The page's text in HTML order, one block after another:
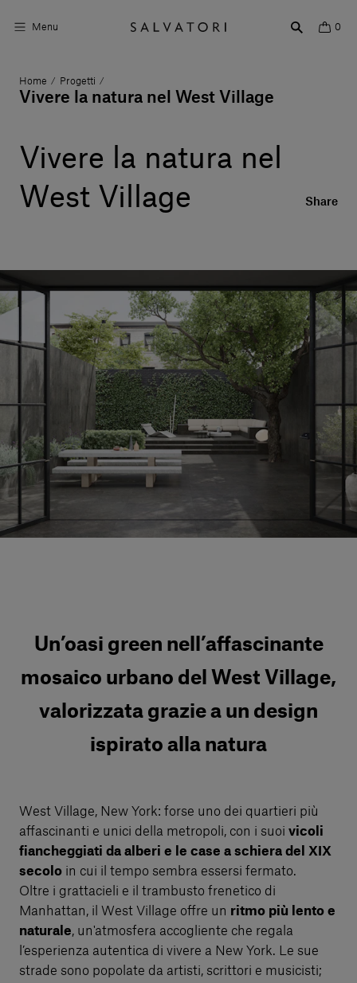
Menu 0
Superfici
Arredo casa
Ambienti
Vieni a trovarci
Servizi al cliente
Accedi
Italiano
Contattaci
Home / Progetti /
Vivere la natura nel West Village
Vivere la natura nel
West Village
Share
Un’oasi green nell’affascinante
mosaico urbano del West Village,
valorizzata grazie a un design
ispirato alla natura
West Village, New York: forse uno dei quartieri più
affascinanti e unici della metropoli, con i suoi vicoli
fiancheggiati da alberi e le case a schiera del XIX
secolo in cui il tempo sembra essersi fermato.
Oltre i grattacieli e il trambusto frenetico di
Manhattan, il West Village offre un ritmo più lento e
naturale, un'atmosfera accogliente che regala
l’esperienza autentica di vivere a New York. Le sue
strade sono popolate da artisti, scrittori e musicisti;